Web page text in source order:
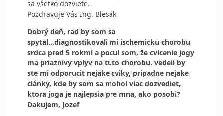
sa všetko dozviete.
Pozdravuje Vás Ing. Blesák
Dobrý deň, rad by som sa
spytal...diagnostikovali mi ischemicku chorobu
srdca pred 5 rokmi a pocul som, že cvicenie jogy
ma priaznivy vplyv na tuto chorobu. vedeli by
ste mi odporucit nejake cviky, pripadne nejake
clánky, kde by som sa mohol viac dozvediet,
ktora joga je najlepsia pre mna, ako posobi?
Dakujem, Jozef